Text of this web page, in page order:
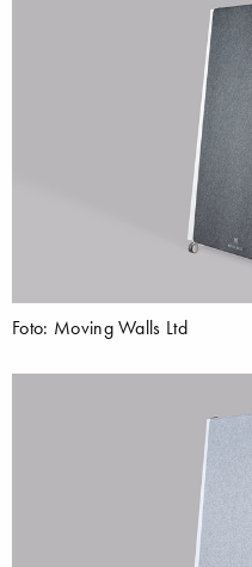
Foto: Moving Walls Ltd